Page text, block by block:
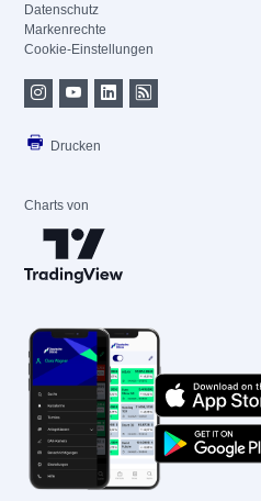
Datenschutz
Markenrechte
Cookie-Einstellungen
Drucken
Charts von